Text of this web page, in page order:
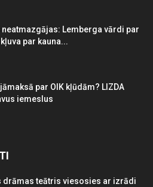
neatmazgājas: Lemberga vārdi par
kļuva par kauna...
par OIK kļūdām? LIZDA
iemeslus
drāmas teātris viesosies ar izrādi